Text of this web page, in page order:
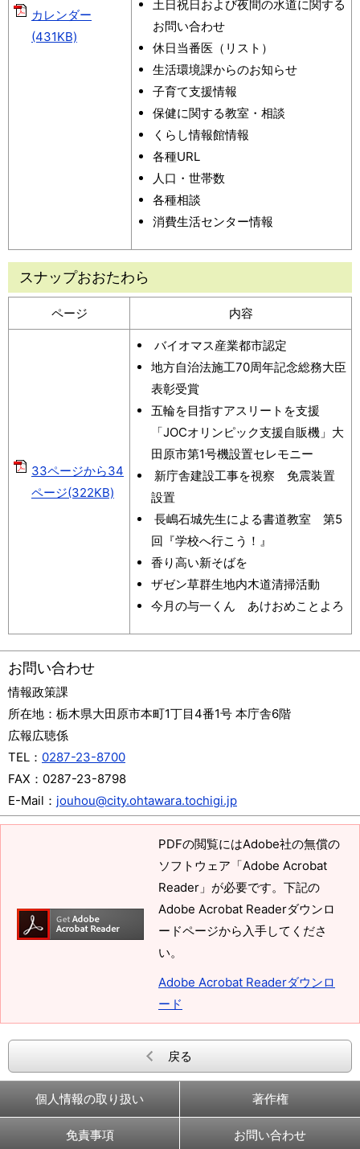
カレンダー
(431KB)
土日祝日および夜間の水道に関する
お問い合わせ
休日当番医（リスト）
生活環境課からのお知らせ
子育て支援情報
保健に関する教室・相談
くらし情報館情報
各種URL
人口・世帯数
各種相談
消費生活センター情報
スナップおおたわら
ページ 内容
33ページから34
ページ(322KB)
バイオマス産業都市認定
地方自治法施工70周年記念総務大臣
表彰受賞
五輪を目指すアスリートを支援
「JOCオリンピック支援自販機」大
田原市第1号機設置セレモニー
新庁舎建設工事を視察 免震装置
設置
長嶋石城先生による書道教室 第5
回『学校へ行こう！』
香り高い新そばを
ザゼン草群生地内木道清掃活動
今月の与一くん あけおめことよろ
お問い合わせ
情報政策課
所在地： 栃木県大田原市本町1丁目4番1号 本庁舎6階
広報広聴係
TEL： 0287-23-8700
FAX： 0287-23-8798
E-Mail： jouhou@city.ohtawara.tochigi.jp
PDFの閲覧にはAdobe社の無償の
ソフトウェア「Adobe Acrobat
Reader」が必要です。下記の
Adobe Acrobat Readerダウンロ
ードページから入手してくださ
い。
Adobe Acrobat Readerダウンロ
ード
戻る
個人情報の取り扱い 著作権
免責事項 お問い合わせ